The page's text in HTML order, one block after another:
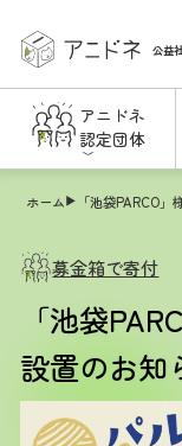
公益
アニドネ
認定団体
ホーム 「池袋PARCO
募金箱で寄付
「池袋
設置のお知